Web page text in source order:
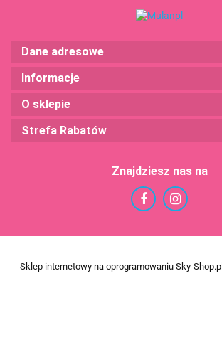
Dane adresowe
Informacje
O sklepie
Strefa Rabatów
Znajdziesz nas na
Sklep internetowy na oprogramowaniu Sky-Shop.pl